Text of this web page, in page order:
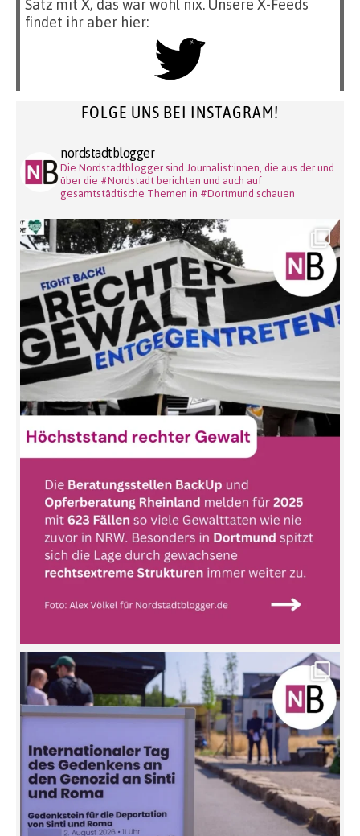
Satz mit X, das war wohl nix. Unsere X-Feeds
findet ihr aber hier:
FOLGE UNS BEI INSTAGRAM!
nordstadtblogger
Die Nordstadtblogger sind Journalist:innen, die aus der und
über die #Nordstadt berichten und auch auf
gesamtstädtische Themen in #Dortmund schauen